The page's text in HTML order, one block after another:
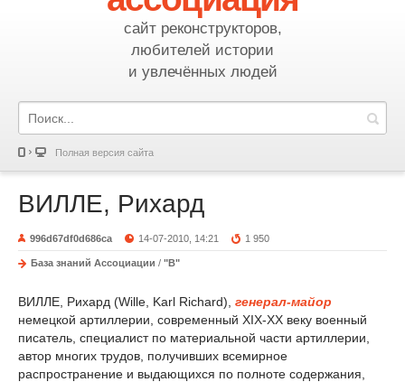
сайт реконструкторов,
любителей истории
и увлечённых людей
Полная версия сайта
ВИЛЛЕ, Рихард
996d67df0d686ca 14-07-2010, 14:21 1 950
База знаний Ассоциации / "В"
ВИЛЛЕ, Рихард (Wille, Karl Richard), генерал-майор
немецкой артиллерии, современный XIX-XX веку военный
писатель, специалист по материальной части артиллерии,
автор многих трудов, получивших всемирное
распространение и выдающихся по полноте содержания,